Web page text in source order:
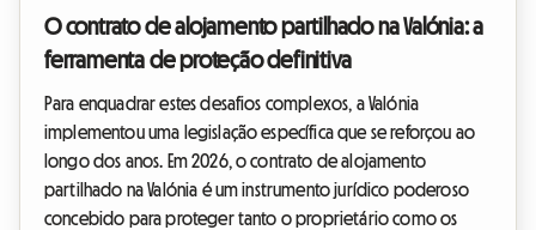
O contrato de alojamento partilhado na Valónia: a
ferramenta de proteção definitiva
Para enquadrar estes desafios complexos, a Valónia
implementou uma legislação específica que se reforçou ao
longo dos anos. Em 2026, o contrato de alojamento
partilhado na Valónia é um instrumento jurídico poderoso
concebido para proteger tanto o proprietário como os